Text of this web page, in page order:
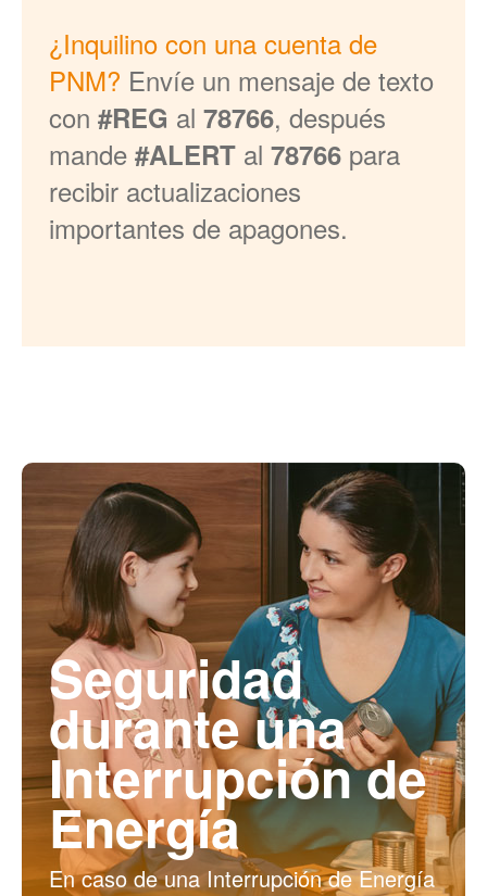
¿Inquilino con una cuenta de
PNM? Envíe un mensaje de texto
con #REG al 78766, después
mande #ALERT al 78766 para
recibir actualizaciones
importantes de apagones.
Seguridad
durante una
Interrupción de
Energía
En caso de una Interrupción de Energía